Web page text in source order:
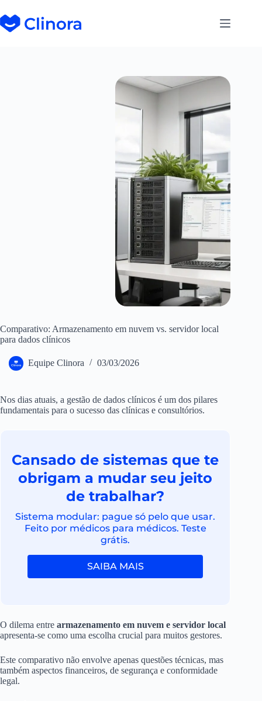
Comparativo: Armazenamento em nuvem vs. servidor local
para dados clínicos
Equipe Clinora 03/03/2026
Nos dias atuais, a gestão de dados clínicos é um dos pilares
fundamentais para o sucesso das clínicas e consultórios.
Cansado de sistemas que te
obrigam a mudar seu jeito
de trabalhar?
Sistema modular: pague só pelo que usar.
Feito por médicos para médicos. Teste
grátis.
SAIBA MAIS
O dilema entre armazenamento em nuvem e servidor local
apresenta-se como uma escolha crucial para muitos gestores.
Este comparativo não envolve apenas questões técnicas, mas
também aspectos financeiros, de segurança e conformidade
legal.